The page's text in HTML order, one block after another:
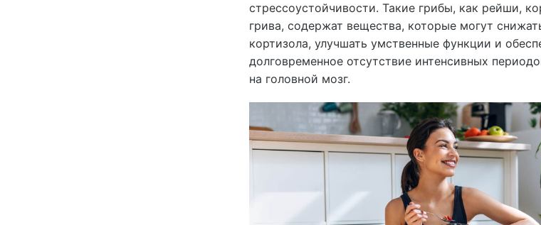
стрессоустойчивости. Такие грибы, как рейши,
грива, содержат вещества, которые могут
кортизола, улучшать умственные функции и
долговременное отсутствие интенсивных
на головной мозг.